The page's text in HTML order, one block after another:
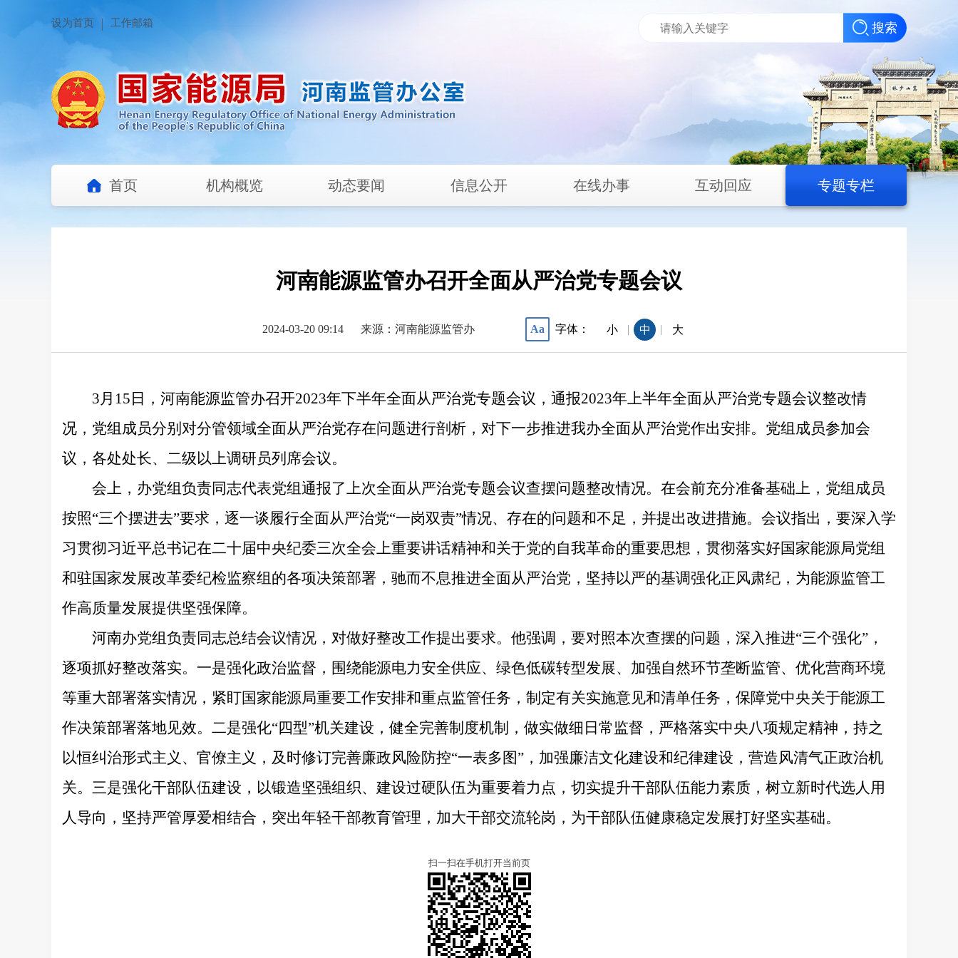
设为首页 工作邮箱 搜索
首页 机构概览 动态要闻 信息公开 在线办事 互动回应 专题专栏
河南能源监管办召开全面从严治党专题会议
2024-03-20 09:14 来源：河南能源监管办 Aa 字体： 小 | 中 | 大
3月15日，河南能源监管办召开2023年下半年全面从严治党专题会议，通报2023年上半年全面从严治党专题会议整改情
况，党组成员分别对分管领域全面从严治党存在问题进行剖析，对下一步推进我办全面从严治党作出安排。党组成员参加会
议，各处处长、二级以上调研员列席会议。
会上，办党组负责同志代表党组通报了上次全面从严治党专题会议查摆问题整改情况。在会前充分准备基础上，党组成员
按照“三个摆进去”要求，逐一谈履行全面从严治党“一岗双责”情况、存在的问题和不足，并提出改进措施。会议指出，要深入学
习贯彻习近平总书记在二十届中央纪委三次全会上重要讲话精神和关于党的自我革命的重要思想，贯彻落实好国家能源局党组
和驻国家发展改革委纪检监察组的各项决策部署，驰而不息推进全面从严治党，坚持以严的基调强化正风肃纪，为能源监管工
作高质量发展提供坚强保障。
河南办党组负责同志总结会议情况，对做好整改工作提出要求。他强调，要对照本次查摆的问题，深入推进“三个强化”，
逐项抓好整改落实。一是强化政治监督，围绕能源电力安全供应、绿色低碳转型发展、加强自然环节垄断监管、优化营商环境
等重大部署落实情况，紧盯国家能源局重要工作安排和重点监管任务，制定有关实施意见和清单任务，保障党中央关于能源工
作决策部署落地见效。二是强化“四型”机关建设，健全完善制度机制，做实做细日常监督，严格落实中央八项规定精神，持之
以恒纠治形式主义、官僚主义，及时修订完善廉政风险防控“一表多图”，加强廉洁文化建设和纪律建设，营造风清气正政治机
关。三是强化干部队伍建设，以锻造坚强组织、建设过硬队伍为重要着力点，切实提升干部队伍能力素质，树立新时代选人用
人导向，坚持严管厚爱相结合，突出年轻干部教育管理，加大干部交流轮岗，为干部队伍健康稳定发展打好坚实基础。
扫一扫在手机打开当前页